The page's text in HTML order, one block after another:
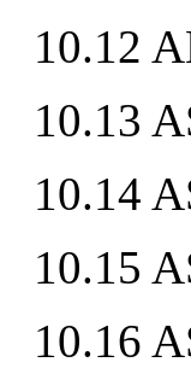
10.12
10.13
10.14
10.15
10.16